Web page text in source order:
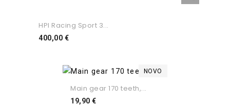
HPI Racing Sport 3...
400,00 €Preço
NOVO
Main gear 170 teeth,...
19,90 €Preço